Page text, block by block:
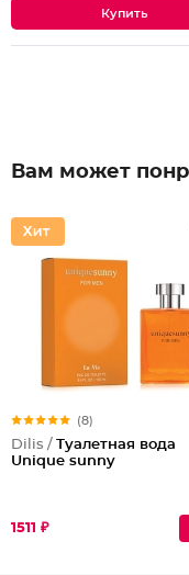
Вам может
(8)
Dilis / Туалетная вода
Unique sunny
1511 ₽